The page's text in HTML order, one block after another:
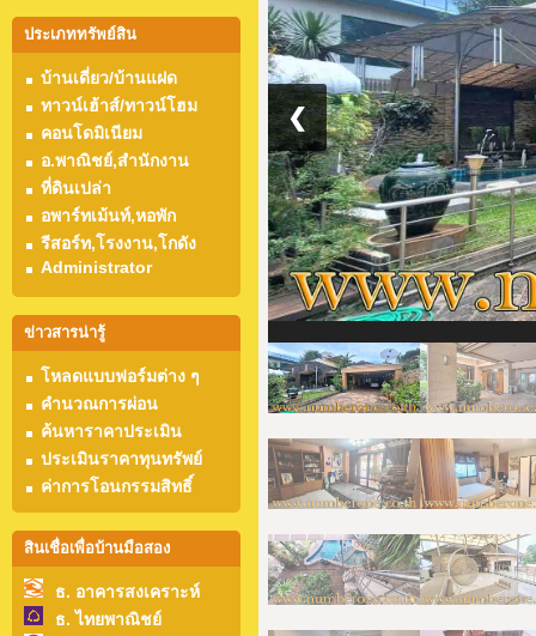
ประเภททรัพย์สิน
บ้านเดี่ยว/บ้านแฝด
ทาวน์เฮ้าส์/ทาวน์โฮม
คอนโดมิเนียม
อ.พาณิชย์,สำนักงาน
ที่ดินเปล่า
อพาร์ทเม้นท์,หอพัก
รีสอร์ท,โรงงาน,โกดัง
Administrator
ข่าวสารน่ารู้
โหลดแบบฟอร์มต่าง ๆ
คำนวณการผ่อน
ค้นหาราคาประเมิน
ประเมินราคาทุนทรัพย์
ค่าการโอนกรรมสิทธิ์
สินเชื่อเพื่อบ้านมือสอง
ธ. อาคารสงเคราะห์
ธ. ไทยพาณิชย์
❮